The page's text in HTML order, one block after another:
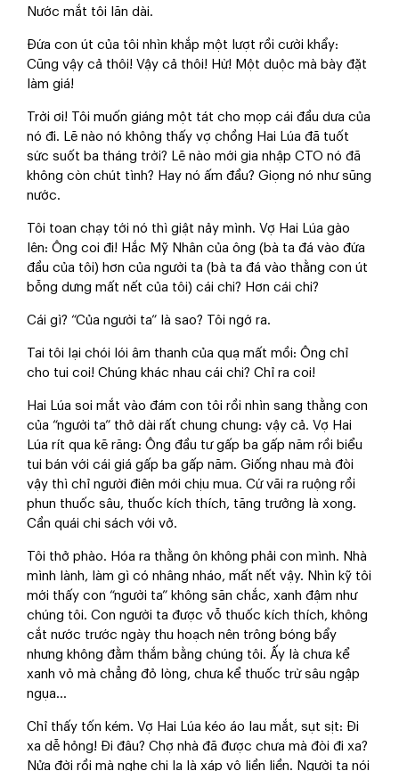
Nước mắt tôi lăn dài.
Đứa con út của tôi nhìn khắp một lượt rồi cười khẩy:
Cũng vậy cả thôi! Vậy cả thôi! Hừ! Một duộc mà bày đặt
làm giá!
Trời ơi! Tôi muốn giáng một tát cho mọp cái đầu dưa của
nó đi. Lẽ nào nó không thấy vợ chồng Hai Lúa đã tuốt
sức suốt ba tháng trời? Lẽ nào mới gia nhập CTO nó đã
không còn chút tình? Hay nó ấm đầu? Giọng nó như sũng
nước.
Tôi toan chạy tới nó thì giật nảy mình. Vợ Hai Lúa gào
lên: Ông coi đi! Hắc Mỹ Nhân của ông (bà ta đá vào đứa
đầu của tôi) hơn của người ta (bà ta đá vào thằng con út
bỗng dưng mất nết của tôi) cái chi? Hơn cái chi?
Cái gì? “Của người ta” là sao? Tôi ngớ ra.
Tai tôi lại chói lói âm thanh của quạ mất mồi: Ông chỉ
cho tui coi! Chúng khác nhau cái chi? Chỉ ra coi!
Hai Lúa soi mắt vào đám con tôi rồi nhìn sang thằng con
của “người ta” thở dài rất chung chung: vậy cả. Vợ Hai
Lúa rít qua kẽ răng: Ông đầu tư gấp ba gấp năm rồi biểu
tui bán với cái giá gấp ba gấp năm. Giống nhau mà đòi
vậy thì chỉ người điên mới chịu mua. Cứ vãi ra ruộng rồi
phun thuốc sâu, thuốc kích thích, tăng trưởng là xong.
Cần quái chi sách với vở.
Tôi thở phào. Hóa ra thằng ôn không phải con mình. Nhà
mình lành, làm gì có nhâng nháo, mất nết vậy. Nhìn kỹ tôi
mới thấy con “người ta” không săn chắc, xanh đậm như
chúng tôi. Con người ta được vỗ thuốc kích thích, không
cắt nước trước ngày thu hoạch nên trông bóng bẩy
nhưng không đằm thắm bằng chúng tôi. Ấy là chưa kể
xanh vỏ mà chẳng đỏ lòng, chưa kể thuốc trừ sâu ngập
ngụa...
Chỉ thấy tốn kém. Vợ Hai Lúa kéo áo lau mắt, sụt sịt: Đi
xa dễ hỏng! Đi đâu? Chợ nhà đã được chưa mà đòi đi xa?
Nửa đời rồi mà nghe chi lạ là xáp vô liền liền. Người ta nói